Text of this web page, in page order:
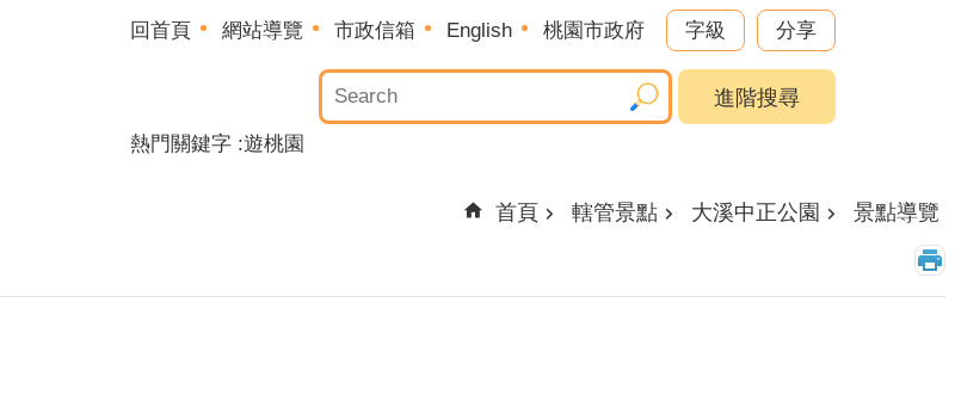
回首頁 網站導覽 市政信箱 English 桃園市政府 字級 分享
進階搜尋
熱門關鍵字 遊桃園
首頁 轄管景點 大溪中正公園 景點導覽